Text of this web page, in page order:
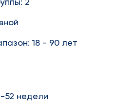
2
18 - 90 лет
52 недели